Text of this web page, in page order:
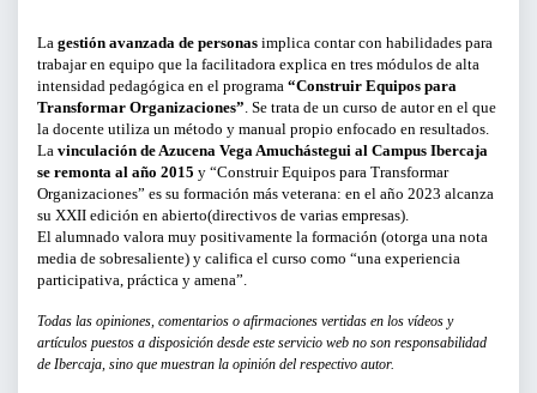
TIPO DE CONTENIDO:
CICLOS Y PROGRAMAS
CONFERENCIAS Y MESAS REDONDAS
CURSOS Y TALLERES
PRESENTACIONES
SERVICIOS PARA EMPRESAS
La gestión avanzada de personas implica contar con habilidades para
trabajar en equipo que la facilitadora explica en tres módulos de alta
intensidad pedagógica en el programa “Construir Equipos para
Transformar Organizaciones”. Se trata de un curso de autor en el que
la docente utiliza un método y manual propio enfocado en resultados.
La vinculación de Azucena Vega Amuchástegui al Campus Ibercaja
se remonta al año 2015 y “Construir Equipos para Transformar
Organizaciones” es su formación más veterana: en el año 2023 alcanza
su XXII edición en abierto(directivos de varias empresas).
El alumnado valora muy positivamente la formación (otorga una nota
media de sobresaliente) y califica el curso como “una experiencia
participativa, práctica y amena”.
Todas las opiniones, comentarios o afirmaciones vertidas en los vídeos y
artículos puestos a disposición desde este servicio web no son responsabilidad
de Ibercaja, sino que muestran la opinión del respectivo autor.